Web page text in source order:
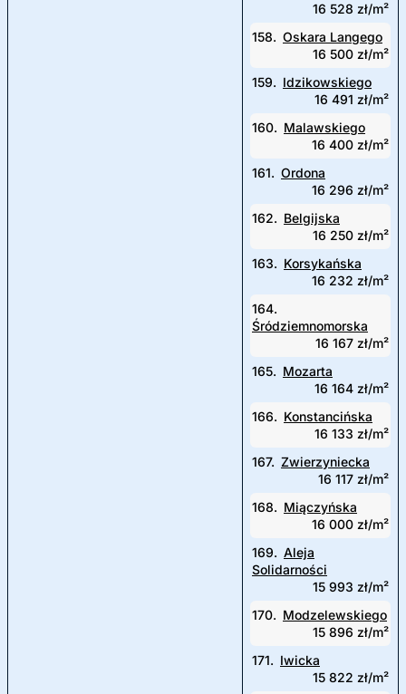
16 528 zł/m²
158. Oskara Langego
16 500 zł/m²
159. Idzikowskiego
16 491 zł/m²
160. Malawskiego
16 400 zł/m²
161. Ordona
16 296 zł/m²
162. Belgijska
16 250 zł/m²
163. Korsykańska
16 232 zł/m²
164.
Śródziemnomorska
16 167 zł/m²
165. Mozarta
16 164 zł/m²
166. Konstancińska
16 133 zł/m²
167. Zwierzyniecka
16 117 zł/m²
168. Miączyńska
16 000 zł/m²
169. Aleja
Solidarności
15 993 zł/m²
170. Modzelewskiego
15 896 zł/m²
171. Iwicka
15 822 zł/m²